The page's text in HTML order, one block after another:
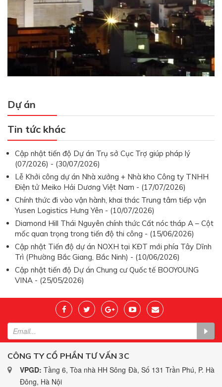
Dự án
Tin tức khác
Cập nhật tiến độ Dự án Trụ sở Cục Trợ giúp pháp lý
(07/2026) - (30/07/2026)
Lễ Khởi công dự án Nhà xưởng + Nhà kho Công ty TNHH
Điện tử Meiko Hải Dương Việt Nam - (17/07/2026)
Chính thức đi vào vận hành, khai thác Trung tâm tiếp vận
Yusen Logistics Hưng Yên - (10/07/2026)
Diamond Hill Thái Nguyên chính thức Cất nóc tháp A – Cột
mốc quan trọng trong tiến độ thi công - (15/06/2026)
Cập nhật Tiến độ dự án NOXH tại KĐT mới phía Tây Dĩnh
Trì (Phường Bắc Giang, Bắc Ninh) - (10/06/2026)
Cập nhật tiến độ Dự án Chung cư Quốc tế BOOYOUNG
VINA - (25/05/2026)
CÔNG TY CỔ PHẦN TƯ VẤN 3C
VPGD: Tầng 6, Tòa nhà HH Sông Đà, Số 131 Trần Phú, P. Hà
Đông, Hà Nội